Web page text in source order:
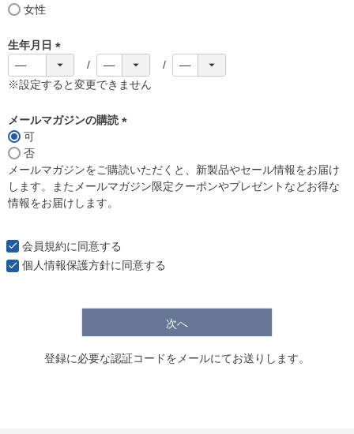
女性
生年月日
(
必
)
※設定すると変更できません
メールマガジンの購読
須
)
可
否
メールマガジンをご購読いただくと、新製品やセール情報をお届け
します。またメールマガジン限定クーポンやプレゼントなどお得な
情報をお届けします。
会員規約に同意する
個人情報保護方針に同意する
次へ
登録に必要な認証コードをメールにてお送りします。